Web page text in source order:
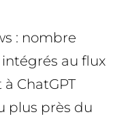
: nombre
au flux
ChatGPT
plus près du